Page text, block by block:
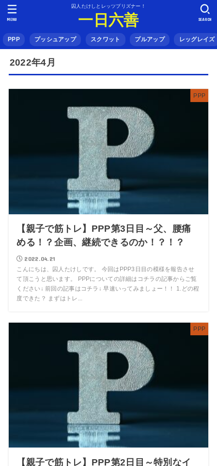
囚人たけしとレッツプリズナー！
一日六善
PPP プッシュアップ スクワット プルアップ レッグレイズ
SEARCH
MENU
2022年4月
PPP
【親子で筋トレ】PPP第3日目～父、腰痛
める！？企画、継続できるのか！？！？
2022.04.21
こんにちは、囚人たけしです。 今回はPPP3日目の模様を報告させ
て頂こうと思います。 PPPについての詳細はコチラの記事からご覧
ください↓ 前回の記事はコチラ↓ 早速いってみましょー！！ 1.どの程
度できた？ まずはトレ...
PPP
【親子で筋トレ】PPP第2日目～特別なイ